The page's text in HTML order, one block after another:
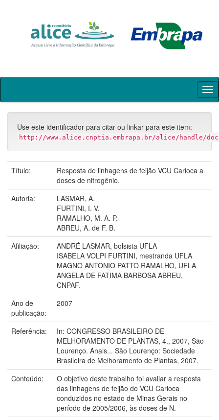
Skip
Use este identificador para citar ou linkar para este item:
http://www.alice.cnptia.embrapa.br/alice/handle/
Título:
Resposta de linhagens de feijão VCU Carioca a
doses de nitrogênio.
Autoria:
LASMAR, A.
FURTINI, I. V.
RAMALHO, M. A. P.
ABREU, A. de F. B.
Afiliação:
ANDRÉ LASMAR, bolsista UFLA
ISABELA VOLPI FURTINI, mestranda UFLA
MAGNO ANTONIO PATTO RAMALHO, UFLA
ANGELA DE FATIMA BARBOSA ABREU,
CNPAF.
Ano de
publicação:
2007
Referência:
In: CONGRESSO BRASILEIRO DE
MELHORAMENTO DE PLANTAS, 4., 2007, São
Lourenço. Anais... São Lourenço: Sociedade
Brasileira de Melhoramento de Plantas, 2007.
Conteúdo:
O objetivo deste trabalho foi avaliar a resposta
das linhagens de feijão do VCU Carioca
conduzidos no estado de Minas Gerais no
período de 2005/2006, às doses de N.